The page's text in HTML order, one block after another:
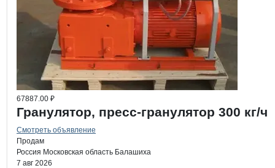
67887.00 ₽
Гранулятор, пресc-гранулятор 300 кг/ч
Смотреть объявление
Продам
Россия Московская область Балашиха
7 авг 2026